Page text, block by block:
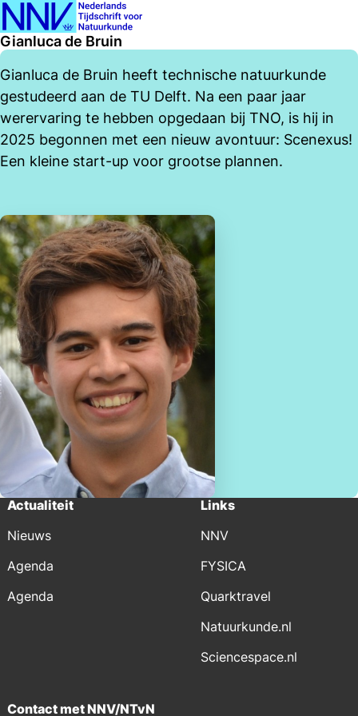
Gianluca de Bruin
Gianluca de Bruin heeft technische natuurkunde
gestudeerd aan de TU Delft. Na een paar jaar
werervaring te hebben opgedaan bij TNO, is hij in
2025 begonnen met een nieuw avontuur: Scenexus!
Een kleine start-up voor grootse plannen.
Actualiteit
Nieuws
Agenda
Agenda
Links
NNV
FYSICA
Quarktravel
Natuurkunde.nl
Sciencespace.nl
Contact met NNV/NTvN